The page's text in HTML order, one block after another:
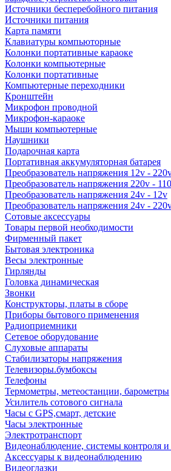
Источники бесперебойного питания
Источники питания
Карта памяти
Клавиатуры компьюторные
Колонки портативные караоке
Колонки компьютерные
Колонки портативные
Компьютерные переходники
Кронштейн
Микрофон проводной
Микрофон-караоке
Мыши компьютерные
Наушники
Подарочная карта
Портативная аккумуляторная батарея
Преобразователь напряжения 12v -
Преобразователь напряжения 220v -
Преобразователь напряжения 24v - 12v
Преобразователь напряжения 24v -
Сотовые аксессуары
Товары первой необходимости
Фирменный пакет
Бытовая электроника
Весы электронные
Гирлянды
Головка динамическая
Звонки
Конструкторы, платы в сборе
Приборы бытового применения
Радиоприемники
Сетевое оборудование
Слуховые аппараты
Стабилизаторы напряжения
Телевизоры.бумбоксы
Телефоны
Термометры, метеостанции, барометры
Усилитель сотового сигнала
Часы с GPS,смарт, детские
Часы электронные
Электротранспорт
Видеонаблюдение, системы контроля
Аксессуары к видеонаблюдению
Видеоглазки